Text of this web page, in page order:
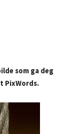
som ga deg
PixWords.